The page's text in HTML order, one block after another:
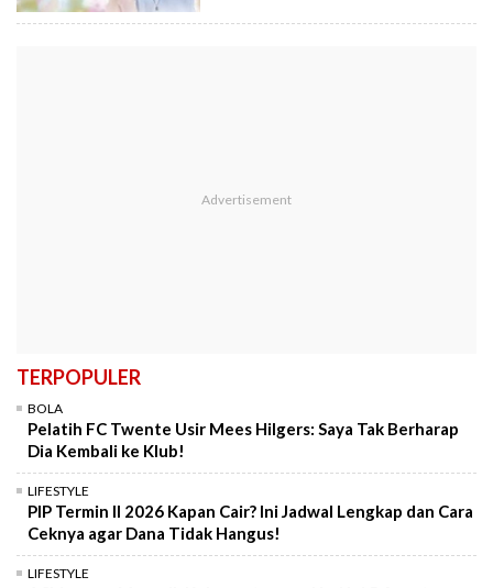
TERPOPULER
BOLA
Pelatih FC Twente Usir Mees Hilgers: Saya Tak Berharap
Dia Kembali ke Klub!
LIFESTYLE
PIP Termin II 2026 Kapan Cair? Ini Jadwal Lengkap dan Cara
Ceknya agar Dana Tidak Hangus!
LIFESTYLE